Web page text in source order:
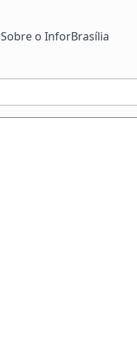
Sobre o InforBrasília